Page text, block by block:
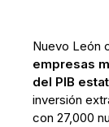
Nuevo León
empresas
del PIB
inversión
con 27,000